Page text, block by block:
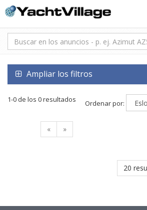
Ampliar los filtros
1-0 de los 0 resultados Ordenar por:
« »
20